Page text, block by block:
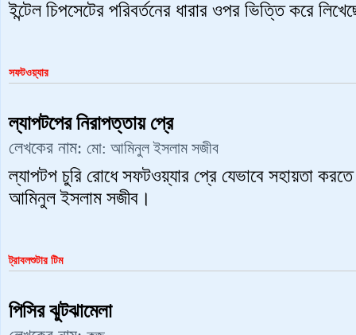
ইন্টেল চিপসেটের পরিবর্তনের ধারার ওপর ভিত্তি করে
সফটওয়্যার
ল্যাপটপের নিরাপত্তায় প্রে
লেখকের নাম: মো: আমিনুল ইসলাম সজীব
ল্যাপটপ চুরি রোধে সফটওয়্যার প্রে যেভাবে সহায়তা
আমিনুল ইসলাম সজীব।
ট্রাবলশুটার টিম
পিসির ঝুটঝামেলা